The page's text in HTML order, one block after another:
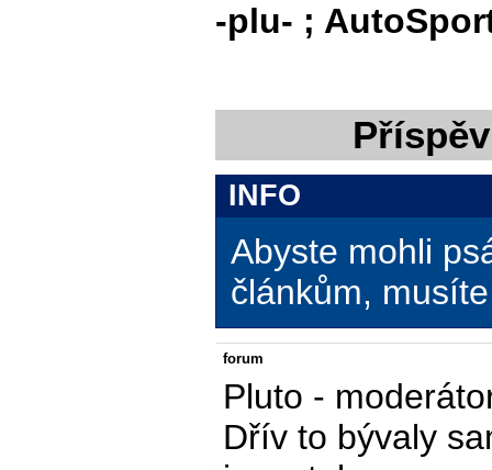
-plu- ;
INFO
Abyste mohli
článkům,
forum
Pluto -
Dřív to bývaly